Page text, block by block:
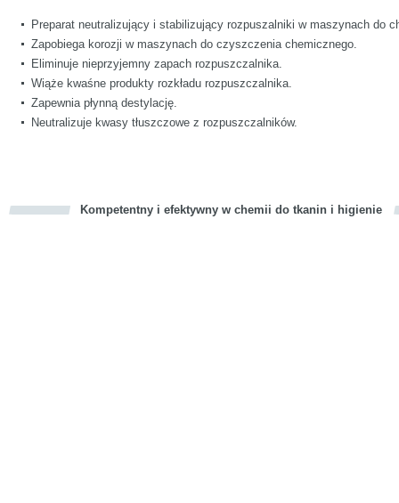
Preparat neutralizujący i stabilizujący rozpuszalniki w maszynach do
Zapobiega korozji w maszynach do czyszczenia chemicznego.
Eliminuje nieprzyjemny zapach rozpuszczalnika.
Wiąże kwaśne produkty rozkładu rozpuszczalnika.
Zapewnia płynną destylację.
Neutralizuje kwasy tłuszczowe z rozpuszczalników.
Kompetentny i efektywny w chemii do tkanin i higienie